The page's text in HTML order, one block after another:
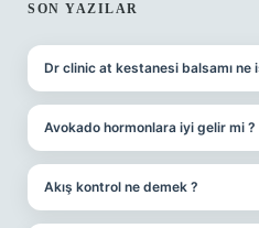
SIDEBAR
SON YAZILAR
Dr clinic at kestanesi balsamı ne
Avokado hormonlara iyi gelir mi ?
Akış kontrol ne demek ?